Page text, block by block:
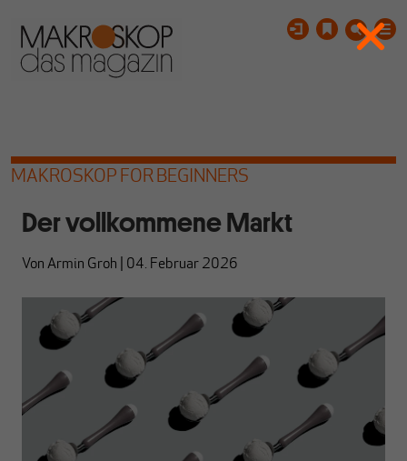
MAKROSKOP FOR BEGINNERS
Der vollkommene Markt
Von Armin Groh 04. Februar 2026